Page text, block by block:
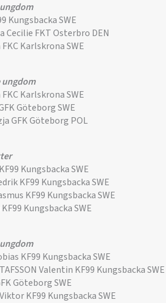
Kungsbacka SWE
Cecilie FKT Osterbro DEN
Karlskrona SWE
ungdom
Karlskrona SWE
Göteborg SWE
GFK Göteborg POL
Kungsbacka SWE
KF99 Kungsbacka SWE
KF99 Kungsbacka SWE
Kungsbacka SWE
KF99 Kungsbacka SWE
Valentin KF99 Kungsbacka SWE
Göteborg SWE
KF99 Kungsbacka SWE